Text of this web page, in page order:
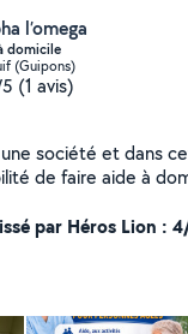
l’omega
domicile
(Guipons)
(1 avis)
société et dans
de faire aide à
de courses,
gardes de nuit.
par Héros Lion :